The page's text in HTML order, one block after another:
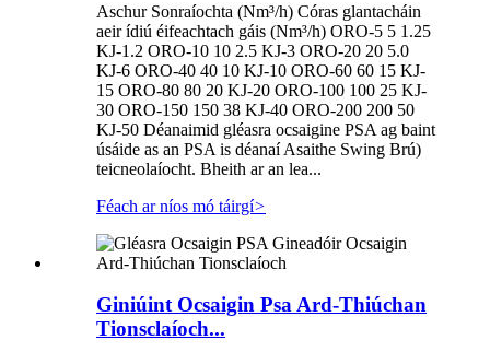
Aschur Sonraíochta (Nm³/h) Córas glantacháin
aeir ídiú éifeachtach gáis (Nm³/h) ORO-5 5 1.25
KJ-1.2 ORO-10 10 2.5 KJ-3 ORO-20 20 5.0
KJ-6 ORO-40 40 10 KJ-10 ORO-60 60 15 KJ-
15 ORO-80 80 20 KJ-20 ORO-100 100 25 KJ-
30 ORO-150 150 38 KJ-40 ORO-200 200 50
KJ-50 Déanaimid gléasra ocsaigine PSA ag baint
úsáide as an PSA is déanaí Asaithe Swing Brú)
teicneolaíocht. Bheith ar an lea...
Féach ar níos mó táirgí>
Giniúint Ocsaigin Psa Ard-Thiúchan
Tionsclaíoch...